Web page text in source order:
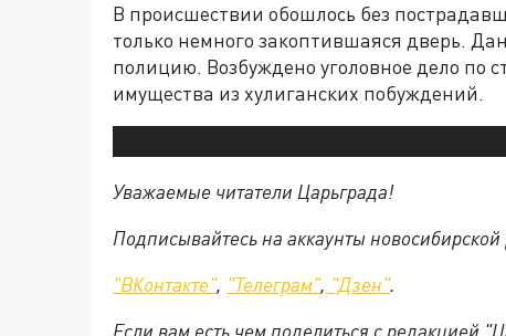
В происшествии обошлось без
только немного закоптившаяся дверь.
полицию. Возбуждено уголовное дело по
имущества из хулиганских побуждений.
Уважаемые читатели Царьграда!
Подписывайтесь на аккаунты
"ВКонтакте", "Телеграм", "Дзен".
Если вам есть чем поделиться с редакцией